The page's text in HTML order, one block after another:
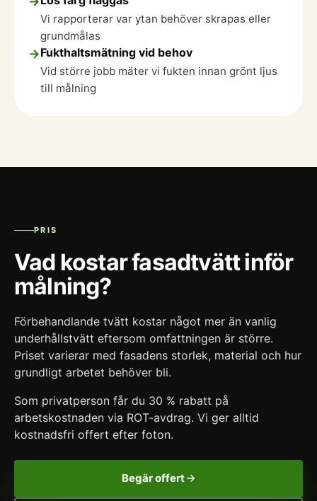
Vi rapporterar var ytan behöver skrapas eller
grundmålas
→Fukthaltsmätning vid behov
Vid större jobb mäter vi fukten innan grönt ljus
till målning
PRIS
Vad kostar fasadtvätt inför
målning?
Förbehandlande tvätt kostar något mer än vanlig
underhållstvätt eftersom omfattningen är större.
Priset varierar med fasadens storlek, material och hur
grundligt arbetet behöver bli.
Som privatperson får du 30 % rabatt på
arbetskostnaden via ROT-avdrag. Vi ger alltid
kostnadsfri offert efter foton.
Begär offert